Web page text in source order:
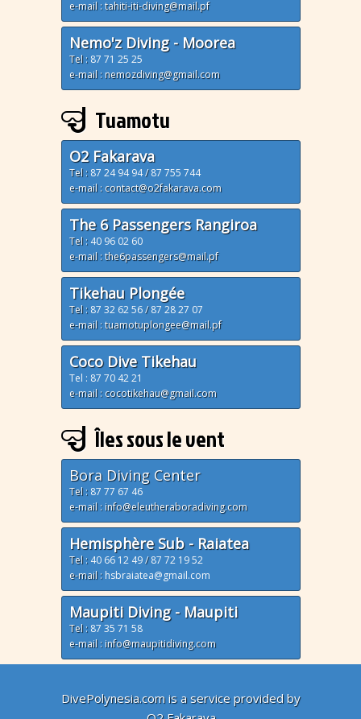
e-mail : tahiti-iti-diving@mail.pf
Nemo'z Diving - Moorea
Tel : 87 71 25 25
e-mail : nemozdiving@gmail.com
Tuamotu
O2 Fakarava
Tel : 87 24 94 94/87 755 744
e-mail : contact@o2fakarava.com
The 6 Passengers Rangiroa
Tel : 40 96 02 60
e-mail : the6passengers@mail.pf
Tikehau Plongée
Tel : 87 32 62 56/87 28 27 07
e-mail : tuamotuplongee@mail.pf
Coco Dive Tikehau
Tel : 87 70 42 21
e-mail : cocotikehau@gmail.com
Îles sous le vent
Bora Diving Center
Tel : 87 77 67 46
e-mail : info@eleutheraboradiving.com
Hemisphère Sub - Raiatea
Tel : 40 66 12 49/87 72 19 52
e-mail : hsbraiatea@gmail.com
Maupiti Diving - Maupiti
Tel : 87 35 71 58
e-mail : info@maupitidiving.com
DivePolynesia.com is a service provided by